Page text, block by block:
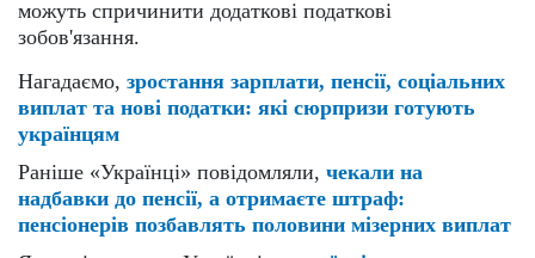
можуть спричинити додаткові податкові
зобов'язання.
Нагадаємо, зростання зарплати, пенсії, соціальних
виплат та нові податки: які сюрпризи готують
українцям
Раніше «Українці» повідомляли, чекали на
надбавки до пенсії, а отримаєте штраф:
пенсіонерів позбавлять половини мізерних виплат